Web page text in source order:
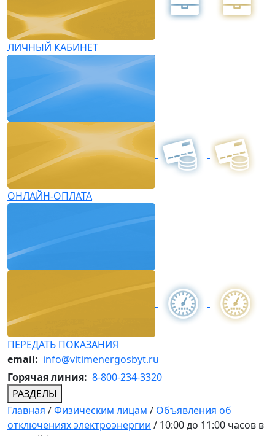
ЛИЧНЫЙ КАБИНЕТ
ОНЛАЙН-ОПЛАТА
ПЕРЕДАТЬ ПОКАЗАНИЯ
email: info@vitimenergosbyt.ru
Горячая линия: 8-800-234-3320
РАЗДЕЛЫ
Главная /Физическим лицам / Объявления об
отключениях электроэнергии / 10:00 до 11:00 часов в